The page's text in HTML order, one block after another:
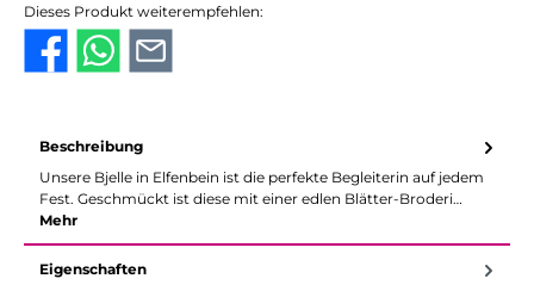
Dieses Produkt weiterempfehlen:
Beschreibung
Unsere Bjelle in Elfenbein ist die perfekte Begleiterin auf jedem
Fest. Geschmückt ist diese mit einer edlen Blätter-Broderi…
Mehr
Eigenschaften